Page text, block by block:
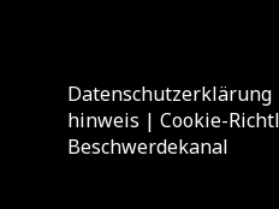
Datenschutzerklärung
hinweis |Cookie-
Beschwerdekanal